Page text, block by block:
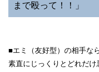
まで殴って！！」
■エミ（友好型）の相手な
素直にじっくりとどれだ